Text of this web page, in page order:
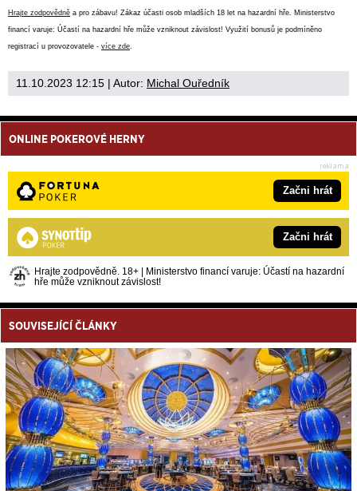
Hrajte zodpovědně a pro zábavu! Zákaz účasti osob mladších 18 let na hazardní hře. Ministerstvo
financí varuje: Účastí na hazardní hře může vzniknout závislost! Využití bonusů je podmíněno
registrací u provozovatele - více zde.
11.10.2023 12:15 | Autor: Michal Ouředník
ONLINE POKEROVÉ HERNY
Začni hrát
Začni hrát
Hrajte zodpovědně. 18+ | Ministerstvo financí varuje: Účastí na hazardní
hře může vzniknout závislost!
SOUVISEJÍCÍ ČLÁNKY